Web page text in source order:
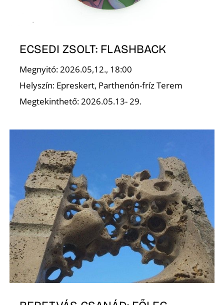
ECSEDI ZSOLT: FLASHBACK
Megnyitó: 2026.05,12., 18:00
Helyszín: Epreskert, Parthenón-fríz Terem
Megtekinthető: 2026.05.13- 29.